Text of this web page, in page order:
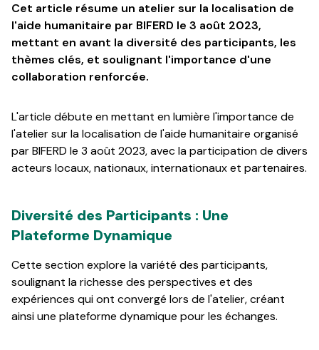
Cet article résume un atelier sur la localisation de
l'aide humanitaire par BIFERD le 3 août 2023,
mettant en avant la diversité des participants, les
thèmes clés, et soulignant l'importance d'une
collaboration renforcée.
L'article débute en mettant en lumière l'importance de
l'atelier sur la localisation de l'aide humanitaire organisé
par BIFERD le 3 août 2023, avec la participation de divers
acteurs locaux, nationaux, internationaux et partenaires.
Diversité des Participants : Une
Plateforme Dynamique
Cette section explore la variété des participants,
soulignant la richesse des perspectives et des
expériences qui ont convergé lors de l'atelier, créant
ainsi une plateforme dynamique pour les échanges.